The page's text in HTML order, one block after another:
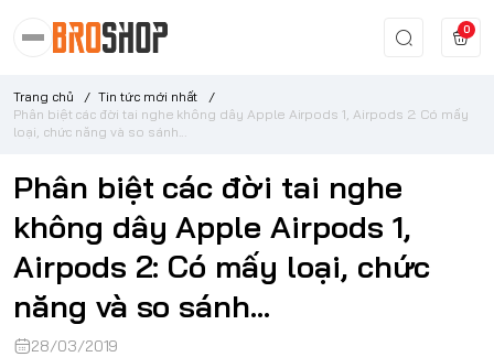
0
Trang chủ / Tin tức mới nhất
/
Phân biệt các đời tai nghe không dây Apple Airpods 1, Airpods 2: Có mấy
loại, chức năng và so sánh...
Phân biệt các đời tai nghe
không dây Apple Airpods 1,
Airpods 2: Có mấy loại, chức
năng và so sánh...
28/03/2019